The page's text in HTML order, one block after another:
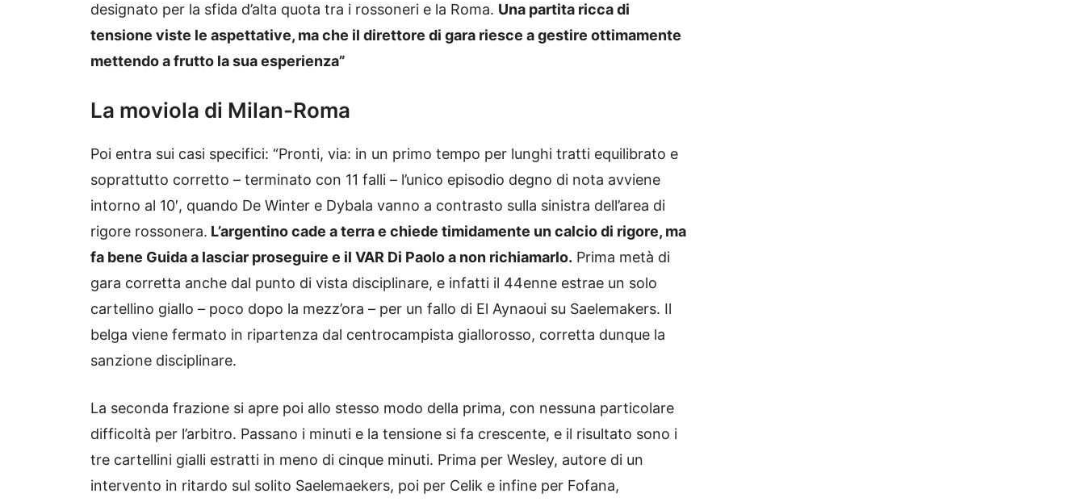
designato per la sfida d’alta quota tra i rossoneri e la Roma. Una partita ricca di
tensione viste le aspettative, ma che il direttore di gara riesce a gestire ottimamente
mettendo a frutto la sua esperienza”
La moviola di Milan-Roma
Poi entra sui casi specifici: “Pronti, via: in un primo tempo per lunghi tratti equilibrato e
soprattutto corretto – terminato con 11 falli – l’unico episodio degno di nota avviene
intorno al 10′, quando De Winter e Dybala vanno a contrasto sulla sinistra dell’area di
rigore rossonera. L’argentino cade a terra e chiede timidamente un calcio di rigore, ma
fa bene Guida a lasciar proseguire e il VAR Di Paolo a non richiamarlo. Prima metà di
gara corretta anche dal punto di vista disciplinare, e infatti il 44enne estrae un solo
cartellino giallo – poco dopo la mezz’ora – per un fallo di El Aynaoui su Saelemakers. Il
belga viene fermato in ripartenza dal centrocampista giallorosso, corretta dunque la
sanzione disciplinare.
La seconda frazione si apre poi allo stesso modo della prima, con nessuna particolare
difficoltà per l’arbitro. Passano i minuti e la tensione si fa crescente, e il risultato sono i
tre cartellini gialli estratti in meno di cinque minuti. Prima per Wesley, autore di un
intervento in ritardo sul solito Saelemaekers, poi per Celik e infine per Fofana,